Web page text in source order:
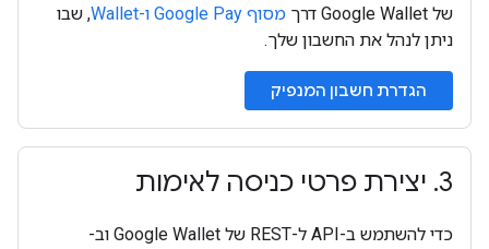
של Google Wallet דרך
מסוף Google Pay ו-Wallet
, שבו
ניתן לנהל את החשבון שלך.
הגדרת חשבון המנפיק
3
. יצירת פרטי כניסה לאימות
כדי להשתמש ב-API ל-REST של Google Wallet וב-